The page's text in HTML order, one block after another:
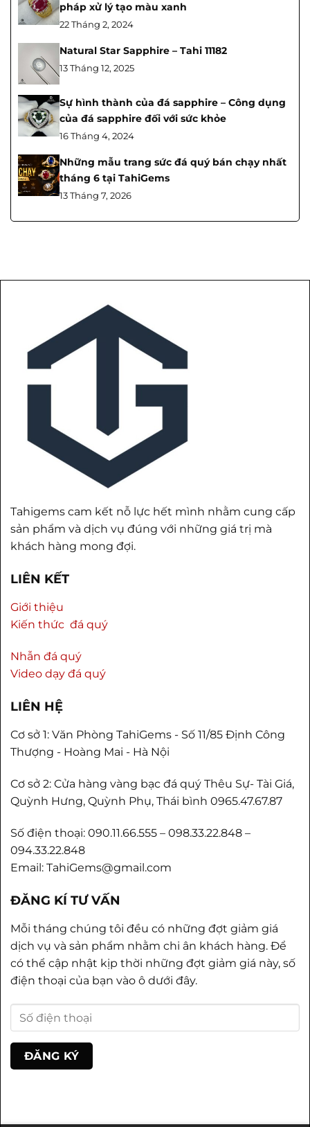
pháp xử lý tạo màu xanh
22 Tháng 2, 2024
Natural Star Sapphire – Tahi 11182
13 Tháng 12, 2025
Sự hình thành của đá sapphire – Công dụng
của đá sapphire đối với sức khỏe
16 Tháng 4, 2024
Những mẫu trang sức đá quý bán chạy nhất
tháng 6 tại TahiGems
13 Tháng 7, 2026
Tahigems cam kết nỗ lực hết mình nhằm cung cấp
sản phẩm và dịch vụ đúng với những giá trị mà
khách hàng mong đợi.
LIÊN KẾT
Giới thiệu
Kiến thức đá quý
Nhẫn đá quý
Video dạy đá quý
LIÊN HỆ
Cơ sở 1: Văn Phòng TahiGems - Số 11/85 Định Công
Thượng - Hoàng Mai - Hà Nội
Cơ sở 2: Cửa hàng vàng bạc đá quý Thêu Sự- Tài Giá,
Quỳnh Hưng, Quỳnh Phụ, Thái bình 0965.47.67.87
Số điện thoại: 090.11.66.555 – 098.33.22.848 –
094.33.22.848
Email: TahiGems@gmail.com
ĐĂNG KÍ TƯ VẤN
Mỗi tháng chúng tôi đều có những đợt giảm giá
dịch vụ và sản phẩm nhằm chi ân khách hàng. Để
có thể cập nhật kịp thời những đợt giảm giá này, số
điện thoại của bạn vào ô dưới đây.